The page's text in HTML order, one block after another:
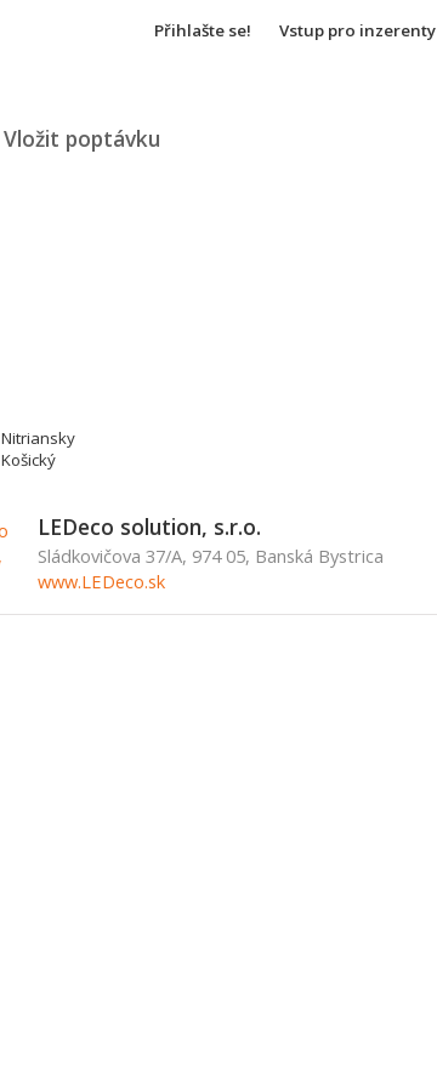
Přihlašte se! Vstup pro inzerenty
Vložit poptávku
Nitriansky
Košický
LEDeco solution, s.r.o.
Sládkovičova 37/A, 974 05, Banská Bystrica
www.LEDeco.sk